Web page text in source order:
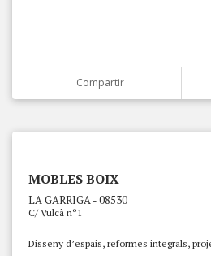
Compartir
MOBLES BOIX
LA GARRIGA - 08530
C/ Vulcà nº1
Disseny d’espais, reformes integrals,